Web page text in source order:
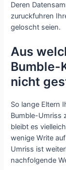
Deren
zuruckfuhren
geloscht seien.
Aus
Bumble-
nicht
So lange Eltern
Bumble-Umriss
bleibt es
wenige Write
Umriss ist
nachfolgende